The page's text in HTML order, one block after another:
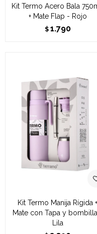
Kit Termo Acero Bala
+ Mate Flap - Rojo
$ 1.790
Kit Termo Manija Rígida +
Mate con Tapa y
Lila